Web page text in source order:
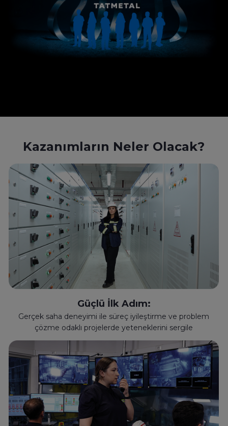
Kazanımların Neler Olacak?
Güçlü İlk Adım:
Gerçek saha deneyimi ile süreç iyileştirme ve problem
çözme odaklı projelerde yeteneklerini sergile